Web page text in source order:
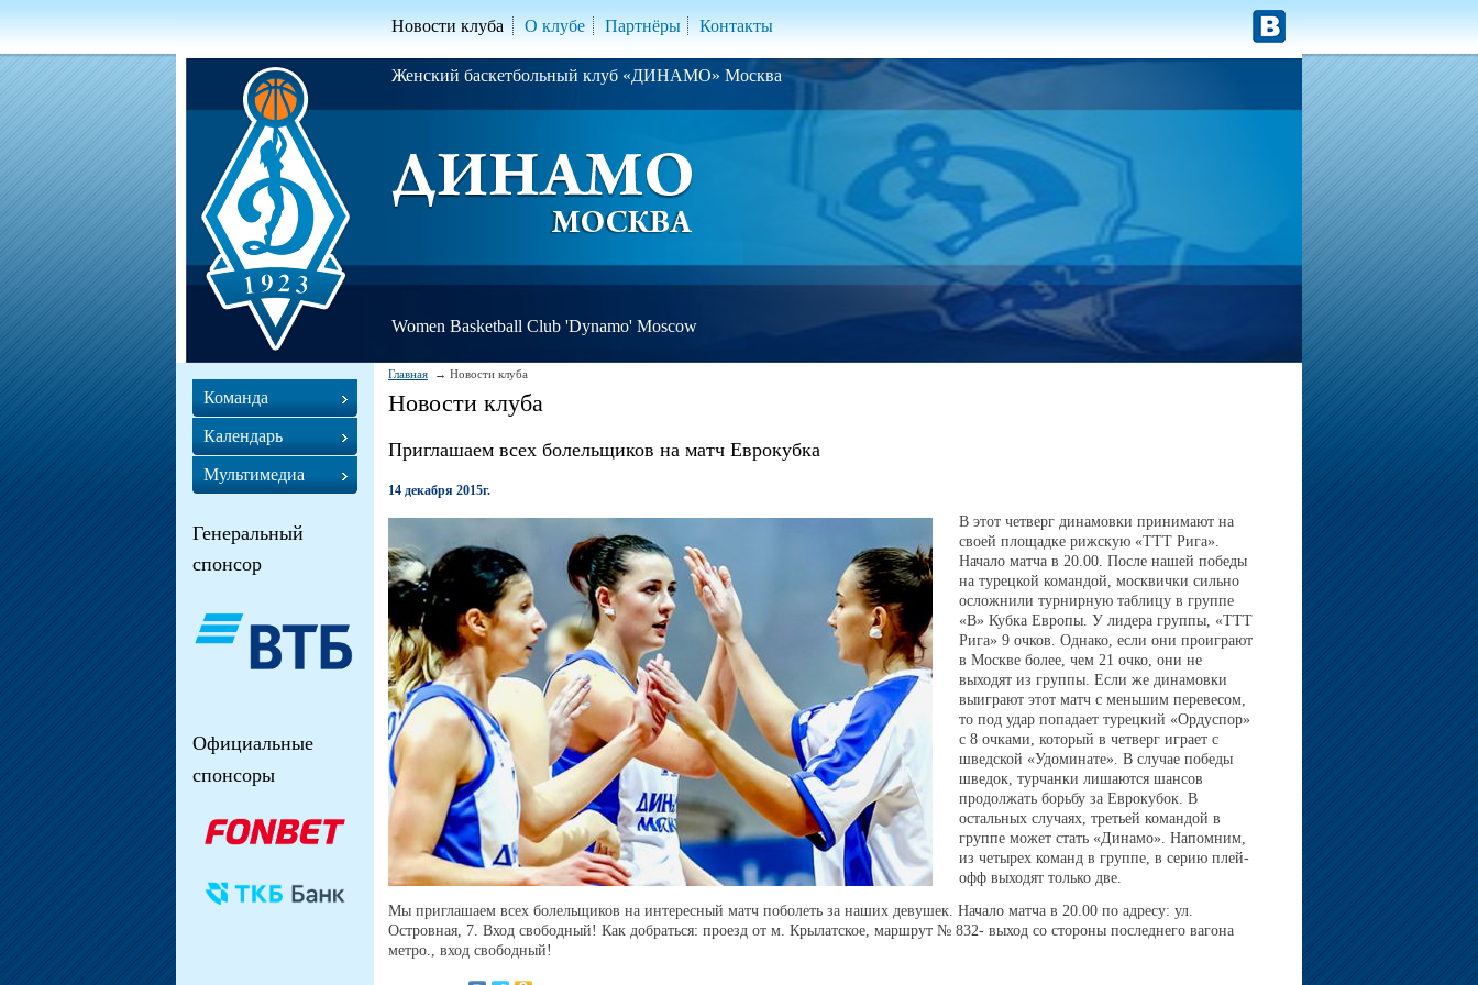
Новости клуба О клубе Партнёры Контакты
Женский баскетбольный клуб «ДИНАМО» Москва
Women Basketball Club 'Dynamo' Moscow
Главная Новости клуба
Новости клуба
Приглашаем всех болельщиков на матч Еврокубка
14 декабря 2015г.
В этот четверг динамовки принимают на
своей площадке рижскую «ТТТ Рига».
Начало матча в 20.00. После нашей победы
на турецкой командой, москвички сильно
осложнили турнирную таблицу в группе
«В» Кубка Европы. У лидера группы, «ТТТ
Рига» 9 очков. Однако, если они проиграют
в Москве более, чем 21 очко, они не
выходят из группы. Если же динамовки
выиграют этот матч с меньшим перевесом,
то под удар попадает турецкий «Ордуспор»
с 8 очками, который в четверг играет с
шведской «Удоминате». В случае победы
шведок, турчанки лишаются шансов
продолжать борьбу за Еврокубок. В
остальных случаях, третьей командой в
группе может стать «Динамо». Напомним,
из четырех команд в группе, в серию плей-
офф выходят только две.
Мы приглашаем всех болельщиков на интересный матч поболеть за наших девушек. Начало матча в 20.00 по адресу: ул.
Островная, 7. Вход свободный! Как добраться: проезд от м. Крылатское, маршрут № 832- выход со стороны последнего вагона
метро., вход свободный!
Команда
Календарь
Мультимедиа
Генеральный
спонсор
Официальные
спонсоры